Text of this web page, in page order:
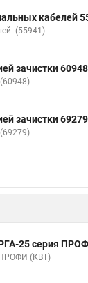
кабелей
(55941)
зачистки 60948
зачистки 69279
25 серия
ПРОФИ (КВТ)